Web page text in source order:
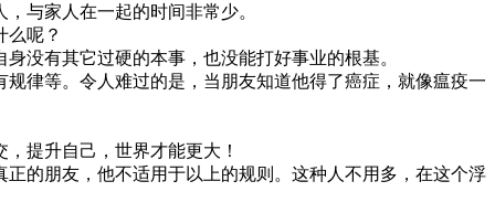
与家人在一起的时间非常少。
呢？
没有其它过硬的本事，也没能打好事业的根基。
律等。令人难过的是，当朋友知道他得了癌症，就像瘟疫一
提升自己，世界才能更大！
的朋友，他不适用于以上的规则。这种人不用多，在这个浮